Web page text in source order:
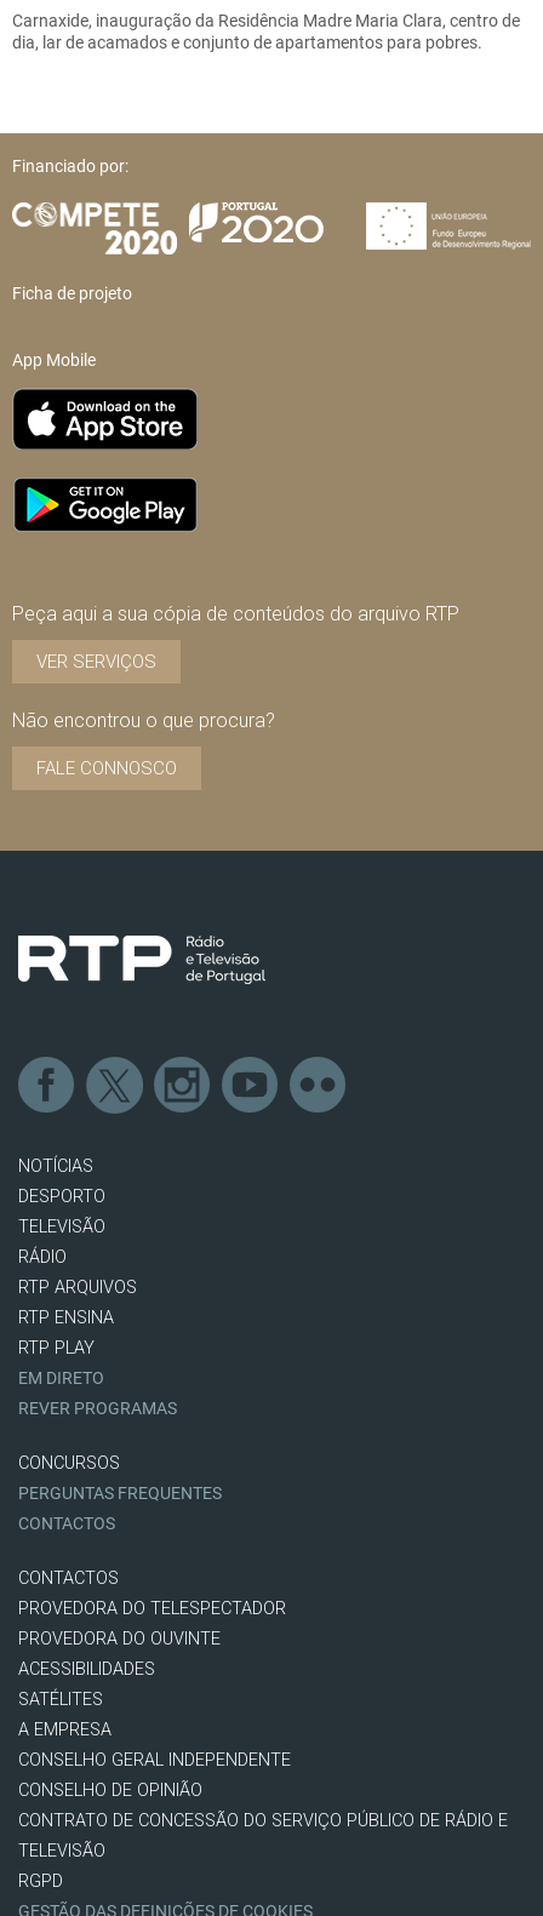
Carnaxide, inauguração da Residência Madre Maria Clara, centro de
dia, lar de acamados e conjunto de apartamentos para pobres.
Financiado por:
Ficha de projeto
App Mobile
Peça aqui a sua cópia de conteúdos do arquivo RTP
VER SERVIÇOS
Não encontrou o que procura?
FALE CONNOSCO
NOTÍCIAS
DESPORTO
TELEVISÃO
RÁDIO
RTP ARQUIVOS
RTP ENSINA
RTP PLAY
EM DIRETO
REVER PROGRAMAS
CONCURSOS
PERGUNTAS FREQUENTES
CONTACTOS
CONTACTOS
PROVEDORA DO TELESPECTADOR
PROVEDORA DO OUVINTE
ACESSIBILIDADES
SATÉLITES
A EMPRESA
CONSELHO GERAL INDEPENDENTE
CONSELHO DE OPINIÃO
CONTRATO DE CONCESSÃO DO SERVIÇO PÚBLICO DE RÁDIO E
TELEVISÃO
RGPD